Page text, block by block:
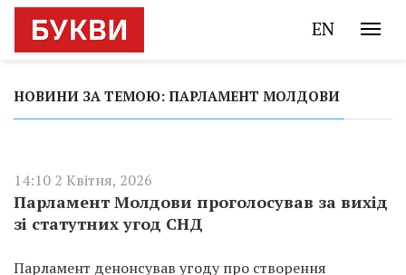
EN
НОВИНИ ЗА ТЕМОЮ: ПАРЛАМЕНТ МОЛДОВИ
14:10 2 Квітня, 2026
Парламент Молдови проголосував за вихід
зі статутних угод СНД
Парламент денонсував угоду про створення